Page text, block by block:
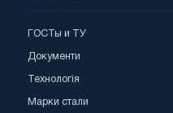
ГОСТы и ТУ
Документи
Технологія
Марки стали